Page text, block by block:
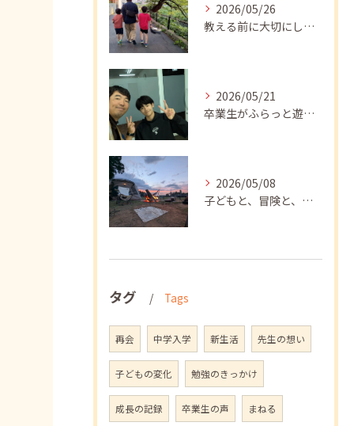
2026/05/26
教える前に大切にしたいこと
2026/05/21
卒業生がふらっと遊びに来てくれました
2026/05/08
子どもと、冒険と、学び
タグ Tags
再会 中学入学 新生活 先生の想い
子どもの変化 勉強のきっかけ
成長の記録 卒業生の声 まねる